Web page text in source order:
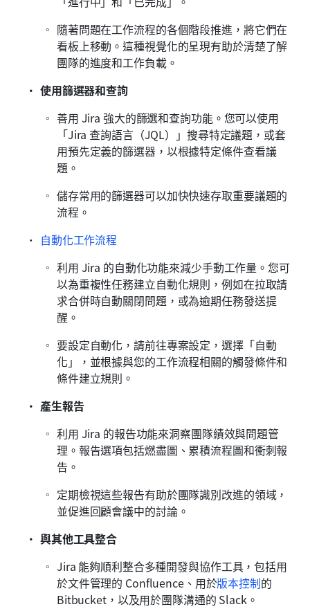
隨著問題在工作流程的各個階段推進，將它們在
看板上移動。這種視覺化的呈現有助於清楚了解
團隊的進度和工作負載。
使用篩選器和查詢
善用 Jira 強大的篩選和查詢功能。您可以使用
「Jira 查詢語言（JQL）」搜尋特定議題，或套
用預先定義的篩選器，以根據特定條件查看議
題。
儲存常用的篩選器可以加快快速存取重要議題的
流程。
自動化工作流程
利用 Jira 的自動化功能來減少手動工作量。您可
以為重複性任務建立自動化規則，例如在拉取請
求合併時自動關閉問題，或為逾期任務發送提
醒。
要設定自動化，請前往專案設定，選擇「自動
化」，並根據與您的工作流程相關的觸發條件和
條件建立規則。
產生報告
利用 Jira 的報告功能來洞察團隊績效與問題管
理。報告選項包括燃盡圖、累積流程圖和衝刺報
告。
定期檢視這些報告有助於團隊識別改進的領域，
並促進回顧會議中的討論。
與其他工具整合
Jira 能夠順利整合多種開發與協作工具，包括用
於文件管理的 Confluence、用於版本控制的
Bitbucket，以及用於團隊溝通的 Slack。